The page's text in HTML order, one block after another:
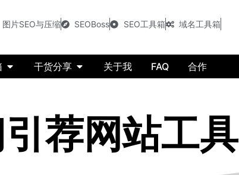
图片SEO与压缩 SEOBoss SEO工具箱
域名工具箱
干货分享 关于我 FAQ 合作
荐网站工具